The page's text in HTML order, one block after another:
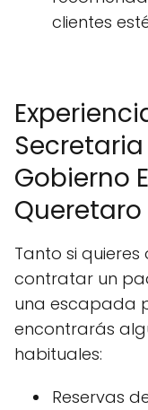
clientes
Gobierno
Queretaro
Tanto si
contratar un
una escapada
encontrarás
habituales:
Reservas